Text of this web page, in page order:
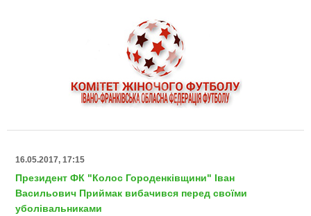
16.05.2017, 17:15
Президент ФК "Колос Городенківщини" Іван
Васильович Приймак вибачився перед своїми
уболівальниками